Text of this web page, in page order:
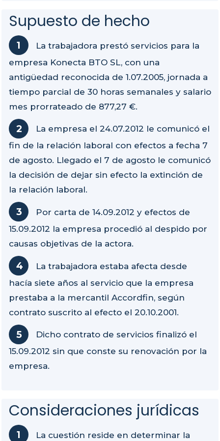
Supuesto de hecho
La trabajadora prestó servicios para la
empresa Konecta BTO SL, con una
antigüedad reconocida de 1.07.2005, jornada a
tiempo parcial de 30 horas semanales y salario
mes prorrateado de 877,27 €.
La empresa el 24.07.2012 le comunicó el
fin de la relación laboral con efectos a fecha 7
de agosto. Llegado el 7 de agosto le comunicó
la decisión de dejar sin efecto la extinción de
la relación laboral.
Por carta de 14.09.2012 y efectos de
15.09.2012 la empresa procedió al despido por
causas objetivas de la actora.
La trabajadora estaba afecta desde
hacía siete años al servicio que la empresa
prestaba a la mercantil Accordfin, según
contrato suscrito al efecto el 20.10.2001.
Dicho contrato de servicios finalizó el
15.09.2012 sin que conste su renovación por la
empresa.
Consideraciones jurídicas
La cuestión reside en determinar la